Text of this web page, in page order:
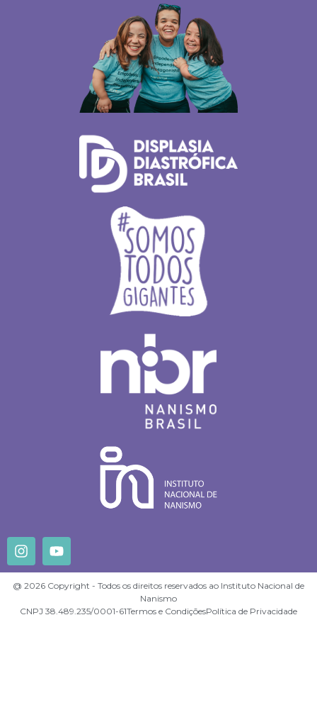
@ 2026 Copyright - Todos os direitos reservados ao Instituto Nacional de
Nanismo
CNPJ 38.489.235/0001-61Termos e CondiçõesPolítica de Privacidade